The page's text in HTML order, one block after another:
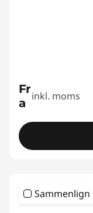
Fr
a inkl. moms
Sammenlign